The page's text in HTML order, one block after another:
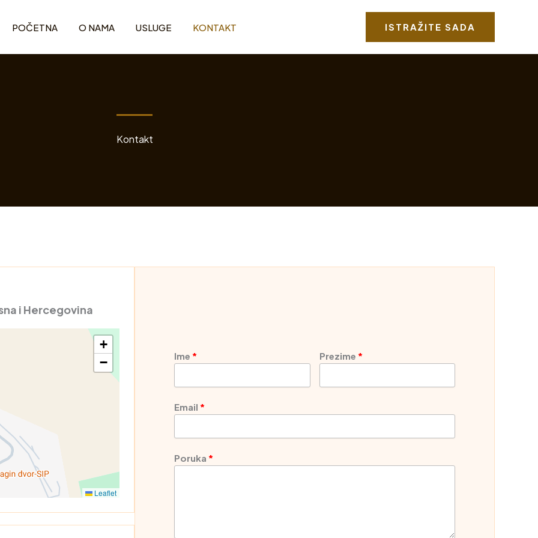
POČETNA O NAMA USLUGE KONTAKT ISTRAŽITE SADA
Kontakt
i Hercegovina
+
−
Leaflet
Ime Prezime
Email
Poruka